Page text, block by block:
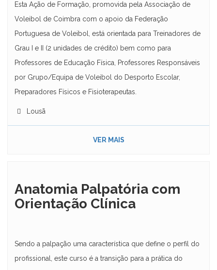
Esta Ação de Formação, promovida pela Associação de
Voleibol de Coimbra com o apoio da Federação
Portuguesa de Voleibol, está orientada para Treinadores de
Grau I e II (2 unidades de crédito) bem como para
Professores de Educação Física, Professores Responsáveis
por Grupo/Equipa de Voleibol do Desporto Escolar,
Preparadores Físicos e Fisioterapeutas.
Lousã
VER MAIS
Anatomia Palpatória com
Orientação Clínica
Sendo a palpação uma característica que define o perfil do
profissional, este curso é a transição para a prática do